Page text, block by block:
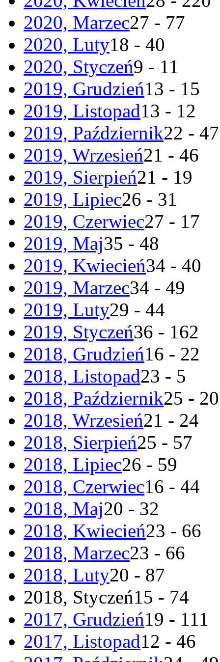
2020, Marzec27 - 77
2020, Luty18 - 40
2020, Styczeń9 - 11
2019, Grudzień13 - 15
2019, Listopad13 - 12
2019, Październik22 - 47
2019, Wrzesień21 - 46
2019, Sierpień21 - 19
2019, Lipiec26 - 31
2019, Czerwiec27 - 17
2019, Maj35 - 48
2019, Kwiecień34 - 40
2019, Marzec34 - 49
2019, Luty29 - 44
2019, Styczeń36 - 162
2018, Grudzień16 - 22
2018, Listopad23 - 5
2018, Październik25 - 20
2018, Wrzesień21 - 24
2018, Sierpień25 - 57
2018, Lipiec26 - 59
2018, Czerwiec16 - 44
2018, Maj20 - 32
2018, Kwiecień23 - 66
2018, Marzec23 - 66
2018, Luty20 - 87
2018, Styczeń15 - 74
2017, Grudzień19 - 111
2017, Listopad12 - 46